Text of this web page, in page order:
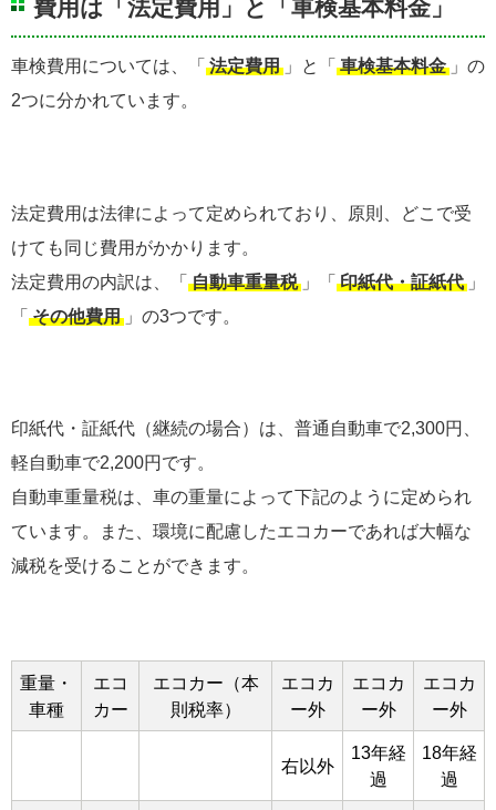
費用は「法定費用」と「車検基本料金」
車検費用については、「 法定費用 」と「 車検基本料金 」の
2つに分かれています。
法定費用は法律によって定められており、原則、どこで受
けても同じ費用がかかります。
法定費用の内訳は、「 自動車重量税 」「 印紙代・証紙代 」
「 その他費用 」の3つです。
印紙代・証紙代（継続の場合）は、普通自動車で2,300円、
軽自動車で2,200円です。
自動車重量税は、車の重量によって下記のように定められ
ています。また、環境に配慮したエコカーであれば大幅な
減税を受けることができます。
重量・
車種
エコ
カー
エコカー（本
則税率）
エコカ
ー外
エコカ
ー外
エコカ
ー外
右以外
13年経
過
18年経
過